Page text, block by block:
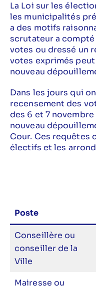
La Loi sur les
les municipalités
a des motifs
scrutateur a
votes ou dressé un
votes exprimés
nouveau
Dans les jours qui
recensement des
des 6 et 7
nouveau
Cour. Ces requêtes
électifs et les
Poste
Conseillère ou
conseiller de la
Ville
Mairesse ou